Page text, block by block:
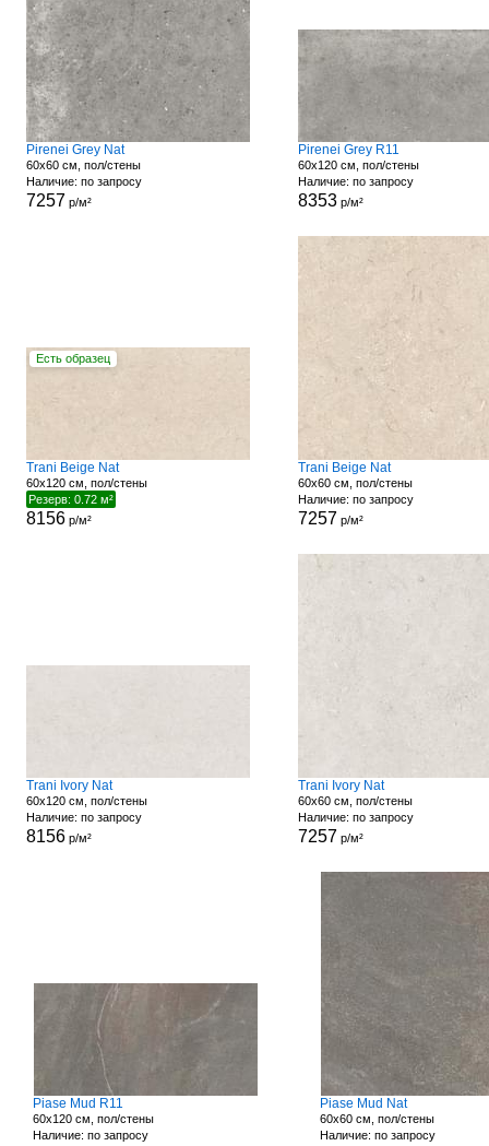
Pirenei Grey Nat
60x60 см, пол/стены
Наличие: по запросу
7257 р/м²
Pirenei Grey R11
60x120 см, пол/стены
Наличие: по запросу
8353р/м²
Есть образец
Trani Beige Nat
60x120 см, пол/стены
Резерв: 0.72 м²
8156р/м²
Trani Beige Nat
60x60 см, пол/стены
Наличие: по запросу
7257 р/м²
Trani Ivory Nat
60x120 см, пол/стены
Наличие: по запросу
8156р/м²
Trani Ivory Nat
60x60 см, пол/стены
Наличие: по запросу
7257 р/м²
Piase Mud R11
60x120 см, пол/стены
Наличие: по запросу
Piase Mud Nat
60x60 см, пол/стены
Наличие: по запросу